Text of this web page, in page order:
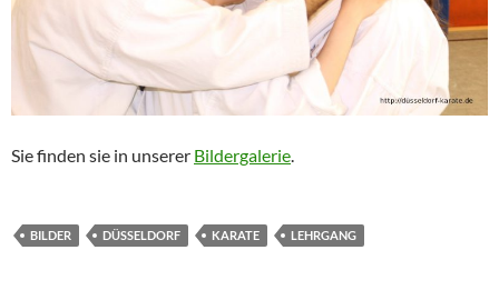
Sie finden sie in unserer Bildergalerie.
BILDER DÜSSELDORF KARATE LEHRGANG